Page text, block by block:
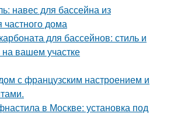
навес для бассейна из
частного дома
для бассейнов: стиль и
вашем участке
с французским настроением и
в Москве: установка под